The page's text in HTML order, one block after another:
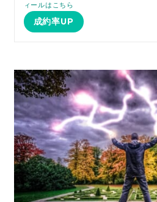
ィールはこちら
成約率UP